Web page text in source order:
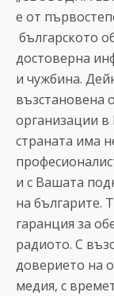
е от
българското
достоверна
и чужбина.
възстановена
организации
страната има
и с Вашата
на българите.
гаранция за
радиото. С
доверието на
медия, с